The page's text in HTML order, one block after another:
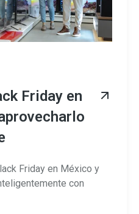
Friday en
Friday en México y
con